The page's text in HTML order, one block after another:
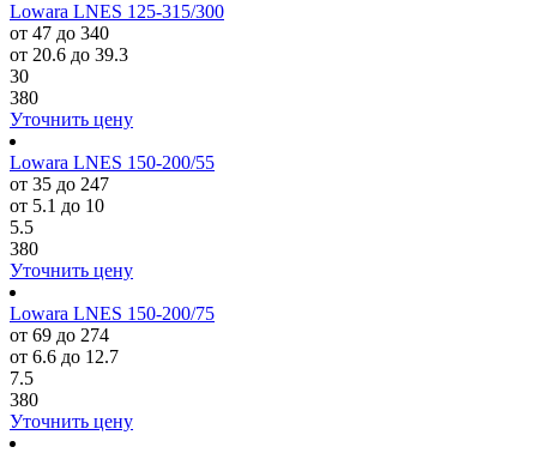
Lowara LNES 125-315/300
от 47 до 340
от 20.6 до 39.3
30
380
Уточнить цену
Lowara LNES 150-200/55
от 35 до 247
от 5.1 до 10
5.5
380
Уточнить цену
Lowara LNES 150-200/75
от 69 до 274
от 6.6 до 12.7
7.5
380
Уточнить цену